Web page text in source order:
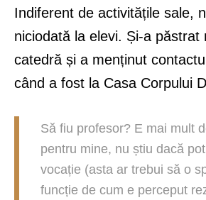
Indiferent de activitățile sale,
niciodată la elevi. Și-a păstrat
catedră și a menținut
când a fost la Casa Corpului
Să fiu profesor? E mai mult
pentru mine, nu știu dacă
vocație (asta ar trebui să o
funcție de cum e perceput